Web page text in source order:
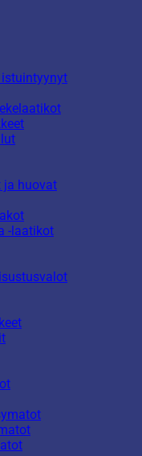
istuintyynyt
ja huovat
-laatikot